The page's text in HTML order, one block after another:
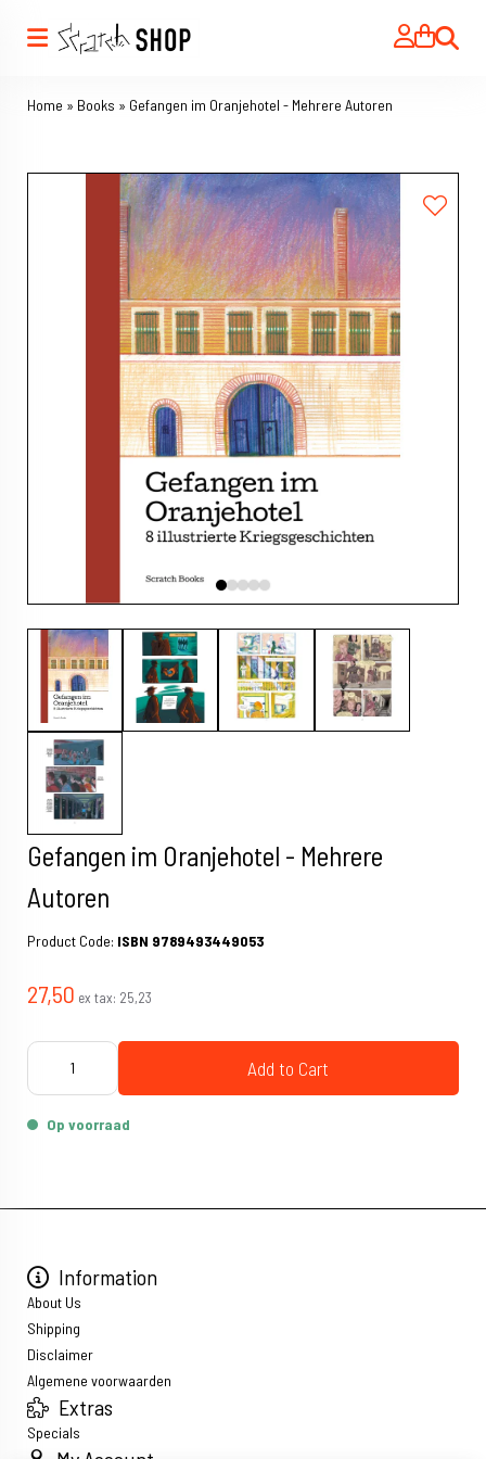
Search
Home » Books » Gefangen im Oranjehotel - Mehrere Autoren
Gefangen im Oranjehotel - Mehrere
Autoren
Product Code: ISBN 9789493449053
27,50 ex tax: 25,23
Add to Cart
Op voorraad
Information
About Us
Shipping
Disclaimer
Algemene voorwaarden
Extras
Specials